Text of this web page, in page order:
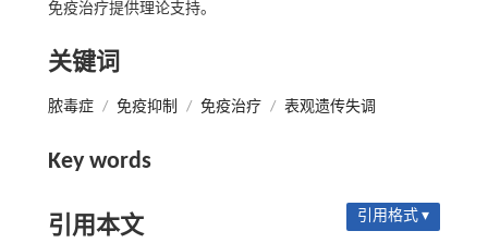
免疫治疗提供理论支持。
关键词
脓毒症 / 免疫抑制 / 免疫治疗 / 表观遗传失调
Key words
引用本文 引用格式 ▾